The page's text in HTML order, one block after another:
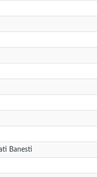
Banesti